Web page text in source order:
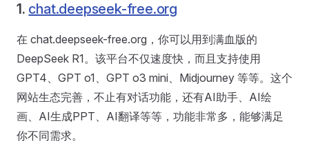
1. chat.deepseek-free.org
在 chat.deepseek-free.org，你可以用到满血版的
DeepSeek R1。该平台不仅速度快，而且支持使用
GPT4、GPT o1、GPT o3 mini、Midjourney 等等。这个
网站生态完善，不止有对话功能，还有AI助手、AI绘
画、AI生成PPT、AI翻译等等，功能非常多，能够满足
你不同需求。